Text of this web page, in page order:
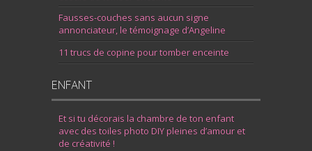
Fausses-couches sans aucun signe
annonciateur, le témoignage d’Angeline
11 trucs de copine pour tomber enceinte
ENFANT
Et si tu décorais la chambre de ton enfant
avec des toiles photo DIY pleines d’amour et
de créativité !